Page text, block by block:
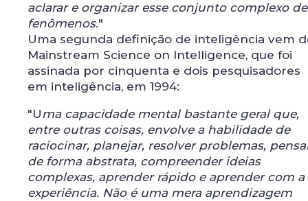
aclarar e organizar esse conjunto complexo de
fenômenos."
Uma segunda definição de inteligência vem
Mainstream Science on Intelligence, que foi
assinada por cinquenta e dois pesquisadores
em inteligência, em 1994:
"Uma capacidade mental bastante geral que,
entre outras coisas, envolve a habilidade de
raciocinar, planejar, resolver problemas,
de forma abstrata, compreender ideias
complexas, aprender rápido e aprender com a
experiência. Não é uma mera aprendizagem